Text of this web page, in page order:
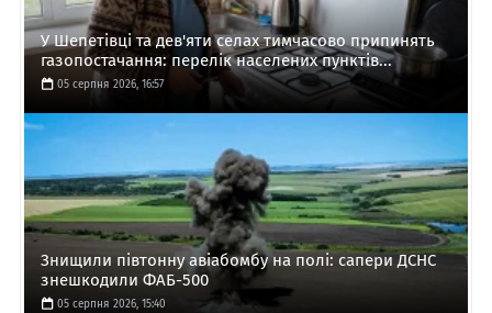
У Шепетівці та дев'яти селах тимчасово припинять
газопостачання: перелік населених пунктів...
05 серпня 2026, 16:57
Знищили півтонну авіабомбу на полі: сапери ДСНС
знешкодили ФАБ-500
05 серпня 2026, 15:40